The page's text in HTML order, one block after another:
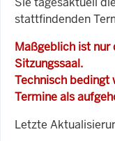
stattfindenden
Maßgeblich ist nur
Sitzungssaal.
Technisch bedingt
Termine als
Letzte